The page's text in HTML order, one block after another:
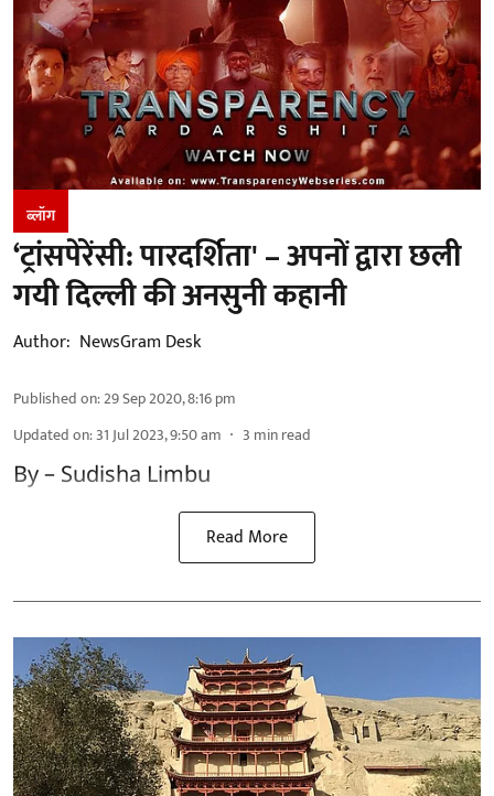
ब्लॉग
‘ट्रांसपेरेंसी: पारदर्शिता' – अपनों द्वारा छली
गयी दिल्ली की अनसुनी कहानी
Author: NewsGram Desk
Published on:29 Sep 2020, 8:16 pm
Updated on:31 Jul 2023, 9:50 am 3 min read
By – Sudisha Limbu
Read More